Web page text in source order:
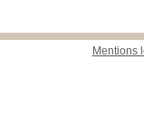
Mentions